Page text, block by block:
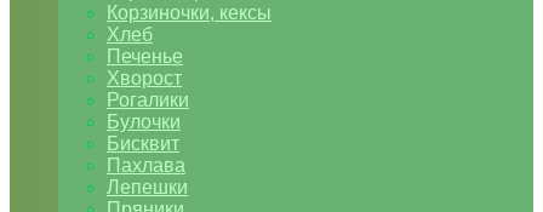
Корзиночки, кексы
Хлеб
Печенье
Хворост
Рогалики
Булочки
Бисквит
Пахлава
Лепешки